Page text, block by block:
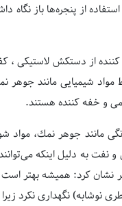
از پنجره‌ها باز نگاه
کننده از دستکش
شیمیایی مانند جوهر
و خفه كننده هستند.
خانگی مانند جوهر نمك،
به دلیل اینکه
کرد: همیشه بهتر است
نوشابه) نگهداری نكرد